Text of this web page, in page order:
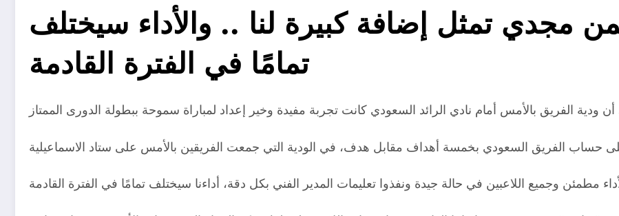
مجدي تمثل إضافة كبيرة لنا .. والأداء سيختلف
تمامًا في الفترة القادمة